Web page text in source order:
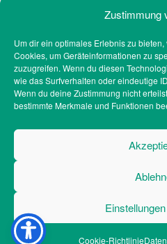
Zustimmung
Um dir ein optimales Erlebnis zu
Cookies, um Geräteinformationen zu
zuzugreifen. Wenn du diesen
wie das Surfverhalten oder eindeutige
Wenn du deine Zustimmung nicht
bestimmte Merkmale und Funktionen
Cookie-Richtlinie
Catering
Webshop
Filialen
Kontakt
Teilnahmebedingungen
Impressum
Social-Media-Datenschutz
Barrierefreiheit